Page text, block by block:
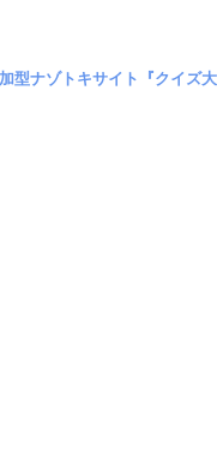
型ナゾトキサイト『クイズ